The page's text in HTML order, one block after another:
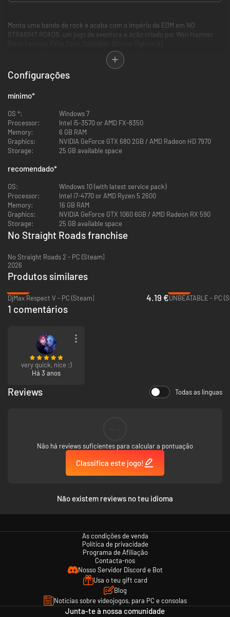
Monta uma banda de rock e acaba com o império da EDM em NO
STRAIGHT ROADS, um jogo de aventura e ação criado por Wan Hazmer
Explora Vinyl City e enfrenta superestrelas da música na tua jornada para
derrotar o opressor império EDM da "NSR" numa aventura repleta de ação
onde o combate na terceira pessoa acompanha a sensacional banda
ação e aventura musical original e que inclui o rock-tástico jogo de base
e ainda a atualização festiva ‘Christmas Edition’, para além de novos
conteúdos como uma coleção de faixas expandida, um novo vídeo
cinemático de abertura, melhoramentos de qualidade de vida e mais de
500 exemplares de arte dos fãs disponíveis para ver e recolher em Vinyl
Explora o mundo de Vinyl City, encontra personagens muito peculiares e
lidera uma revolução musical para acabar com o império da EDM.
Derrota superestrelas dos mais variados géneros musicais na tua jornada
pelo rock, incluindo uma boys band sensação do pop, um DJ
Configurações
mínimo*
OS *:
Windows 7
Processor:
Intel i5-3570 or AMD FX-8350
Memory:
6 GB RAM
Graphics:
NVIDIA GeForce GTX 680 2GB / AMD Radeon HD 7970
Storage:
25 GB available space
recomendado*
OS:
Windows 10 (with latest service pack)
Processor:
Intel i7-4770 or AMD Ryzen 5 2600
Memory:
16 GB RAM
Graphics:
NVIDIA GeForce GTX 1060 6GB / AMD Radeon RX 590
Storage:
25 GB available space
No Straight Roads franchise
No Straight Roads 2 - PC (Steam)
2026
Produtos similares
DjMax Respect V - PC (Steam)
4.19 €UNBEATABLE - PC
1 comentários
very quick, nice ;)
Há 3 anos
Reviews Todas as línguas
Não há reviews suficientes para calcular a pontuação
Classifica este jogo!
Não existem reviews no teu idioma
As condições de venda
Política de privacidade
Programa de Afiliação
Contacta-nos
Nosso Servidor Discord e Bot
Usa o teu gift card
Blog
Notícias sobre videojogos, para PC e consolas
Junta-te à nossa comunidade